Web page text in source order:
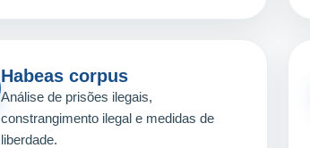
Habeas corpus
Análise de prisões ilegais,
constrangimento ilegal e medidas de
liberdade.